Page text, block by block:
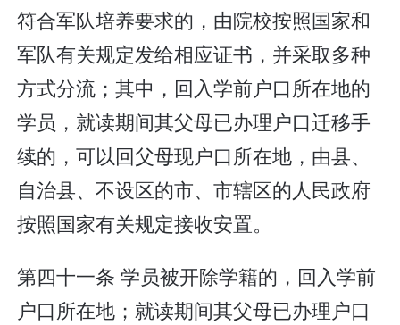
符合军队培养要求的，由院校按照国家和
军队有关规定发给相应证书，并采取多种
方式分流；其中，回入学前户口所在地的
学员，就读期间其父母已办理户口迁移手
续的，可以回父母现户口所在地，由县、
自治县、不设区的市、市辖区的人民政府
按照国家有关规定接收安置。
第四十一条 学员被开除学籍的，回入学前
户口所在地；就读期间其父母已办理户口